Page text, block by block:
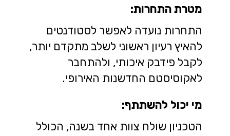
מטרת התחרות:
התחרות נועדה לאפשר לסטודנטים
להאיץ רעיון ראשוני לשלב מתקדם יותר,
לקבל פידבק איכותי, ולהתחבר
לאקוסיסטם החדשנות האירופי.
מי יכול להשתתף:
הטכניון שולח צוות אחד בשנה, הכולל